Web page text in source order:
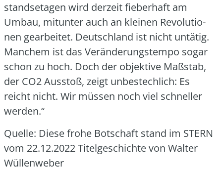
stands­eta­gen wird der­zeit fie­ber­haft am
Umbau, mit­un­ter auch an klei­nen Revo­lu­tio­
nen gear­bei­tet. Deutsch­land ist nicht untä­tig.
Man­chem ist das Ver­än­de­rungs­tem­po sogar
schon zu hoch. Doch der objek­ti­ve Maß­stab,
der CO2 Aus­stoß, zeigt unbe­stech­lich: Es
reicht nicht. Wir müs­sen noch viel schnel­ler
wer­den.“
Quel­le: Die­se fro­he Bot­schaft stand im STERN
vom 22.12.2022 Titel­ge­schich­te von Wal­ter
Wül­len­we­ber